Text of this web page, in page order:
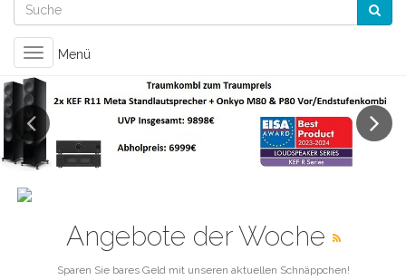
Toggle
navigation
Menü
Previous
Angebote der Woche
Sparen Sie bares Geld mit unseren aktuellen Schnäppchen!